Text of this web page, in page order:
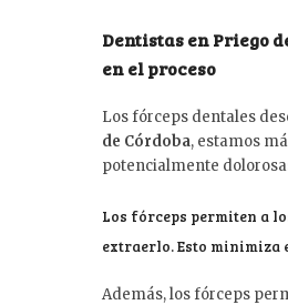
Dentistas en Priego
en el proceso
Los fórceps dentales
de Córdoba, estamos
potencialmente
Los fórceps permiten a
extraerlo. Esto minimiza
Además, los fórceps